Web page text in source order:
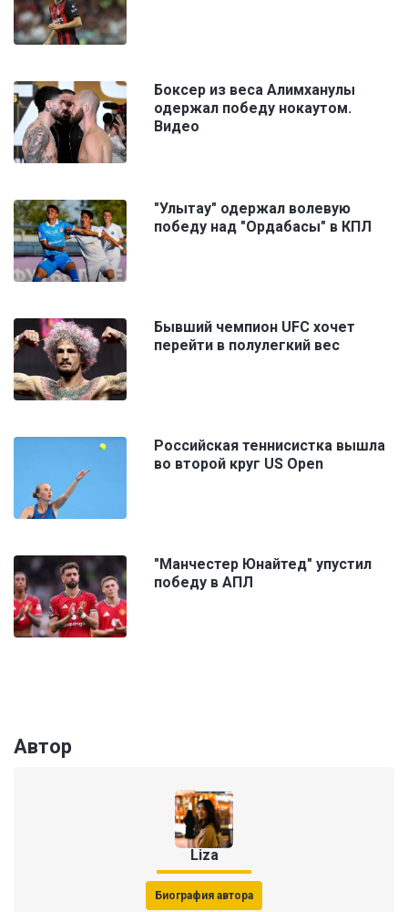
Боксер из веса Алимханулы
одержал победу нокаутом.
Видео
"Улытау" одержал волевую
победу над "Ордабасы" в КПЛ
Бывший чемпион UFC хочет
перейти в полулегкий вес
Российская теннисистка вышла
во второй круг US Open
"Манчестер Юнайтед" упустил
победу в АПЛ
Автор
Liza
Биография автора